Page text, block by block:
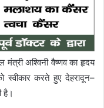
मंत्री अश्विनी वैष्णव का हृदय
स्वीकार करते हुए देहरादून–
है।